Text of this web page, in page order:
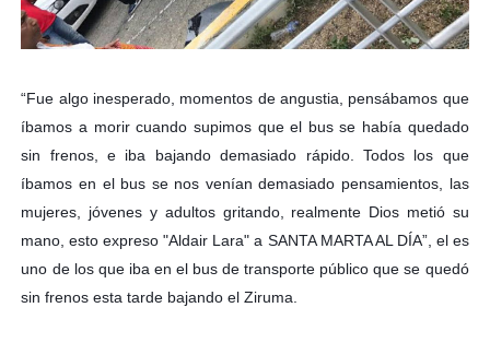
“Fue algo inesperado, momentos de angustia, pensábamos que
íbamos a morir cuando supimos que el bus se había quedado
sin frenos, e iba bajando demasiado rápido. Todos los que
íbamos en el bus se nos venían demasiado pensamientos, las
mujeres, jóvenes y adultos gritando, realmente Dios metió su
mano, esto expreso "Aldair Lara" a SANTA MARTA AL DÍA”, el es
uno de los que iba en el bus de transporte público que se quedó
sin frenos esta tarde bajando el Ziruma.